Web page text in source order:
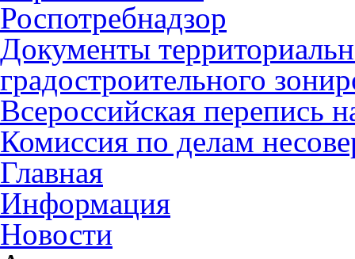
Роспотребнадзор
Документы
градостроительного
Всероссийская перепись
Комиссия по делам
Главная
Информация
Новости